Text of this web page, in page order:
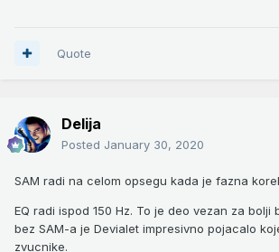
Quote
Delija
Posted January 30, 2020
SAM radi na celom opsegu kada je fazna
EQ radi ispod 150 Hz. To je deo vezan za bolji
bez SAM-a je Devialet impresivno pojacalo
zvucnike.